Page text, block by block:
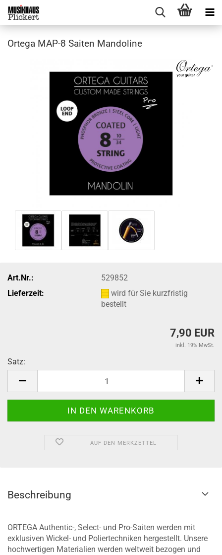
Ortega MAP-8 Saiten Mandoline
Art.Nr.:
529852
Lieferzeit:
wird für Sie kurzfristig
bestellt
7,90 EUR
inkl. 19% MwSt.
Satz:
AUF DEN MERKZETTEL
Beschreibung
ORTEGA Authentic-, Select- und Pro-Saiten werden mit
exklusiven Wickel- und Poliertechniken hergestellt. Unsere
hochwertigen Materialien werden weltweit bezogen und